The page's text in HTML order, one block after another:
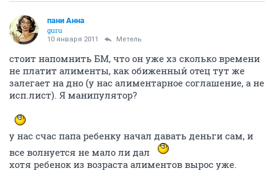
пани Анна
guru
10 января 2011 Метель
стоит напомнить БМ, что он уже хз сколько времени
не платит алименты, как обиженный отец тут же
залегает на дно (у нас алиментарное соглашение, а не
исп.лист). Я манипулятор?
у нас счас папа ребенку начал давать деньги сам, и
все волнуется не мало ли дал
хотя ребенок из возраста алиментов вырос уже.